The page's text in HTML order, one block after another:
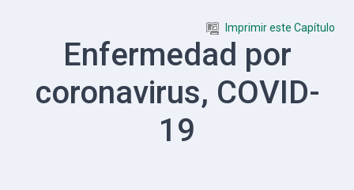
Imprimir este Capítulo
Enfermedad por
coronavirus, COVID-
19